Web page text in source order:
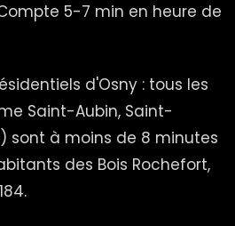
5-7 min en heure de
d'Osny : tous les
Saint-Aubin, Saint-
sont à moins de 8 minutes
des Bois Rochefort,